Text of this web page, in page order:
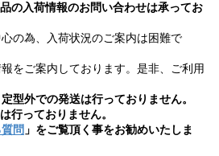
の入荷情報のお問い合わせは承ってお
心の為、入荷状況のご案内は困難で
をご案内しております。是非、ご利用
型外での発送は行っておりません。
行っておりません。
問 」をご覧頂く事をお勧めいたしま